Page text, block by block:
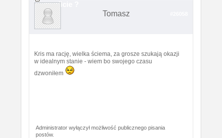
myslicie ?
Tomasz
Kris ma rację, wielka ściema, za grosze szukają okazji
w idealnym stanie - wiem bo swojego czasu
dzwoniłem
Administrator wyłączył możliwość publicznego pisania
postów.